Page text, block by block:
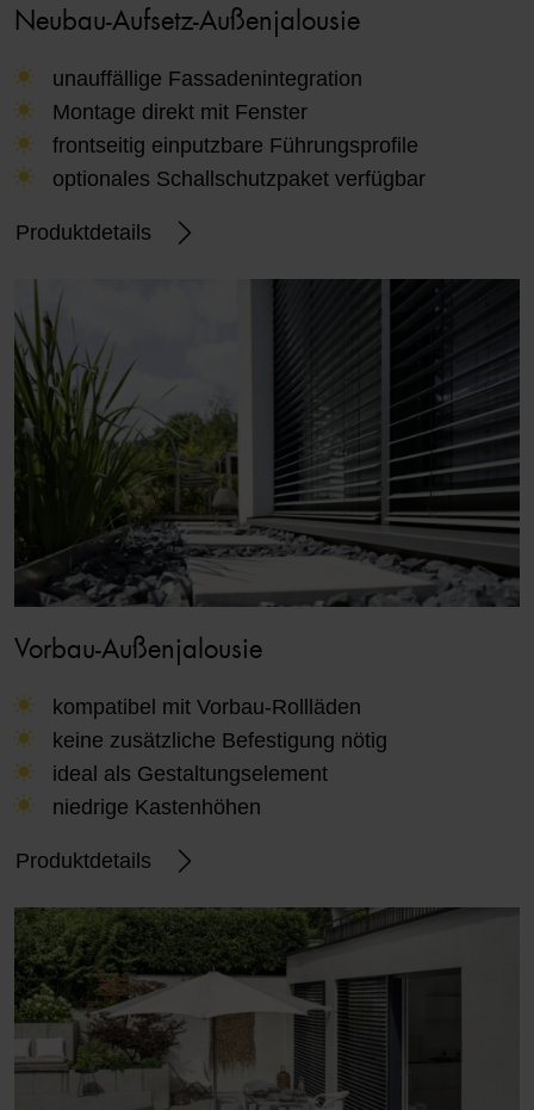
Neubau-Aufsetz-Außenjalousie
unauffällige Fassadenintegration
Montage direkt mit Fenster
frontseitig einputzbare Führungsprofile
optionales Schallschutzpaket verfügbar
Produktdetails
Vorbau-Außenjalousie
kompatibel mit Vorbau-Rollläden
keine zusätzliche Befestigung nötig
ideal als Gestaltungselement
niedrige Kastenhöhen
Produktdetails